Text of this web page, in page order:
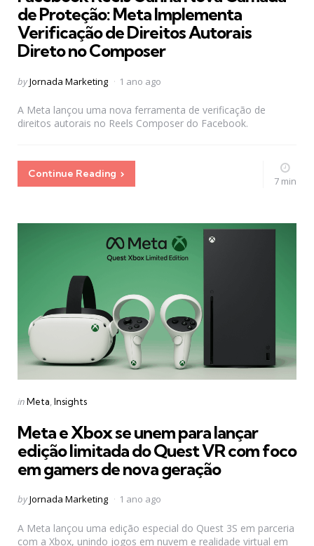
de Proteção: Meta Implementa
Verificação de Direitos Autorais
Direto no Composer
Posted
byJornada Marketing 1 ano ago
A Meta lançou uma nova ferramenta de verificação de
direitos autorais no Reels Composer do Facebook.
Continue Reading
7 min
Categories
Posted
inMeta Insights
Meta e Xbox se unem para lançar
edição limitada do Quest VR com foco
em gamers de nova geração
Posted
byJornada Marketing 1 ano ago
A Meta lançou uma edição especial do Quest 3S em parceria
com a Xbox, unindo jogos em nuvem e realidade virtual em